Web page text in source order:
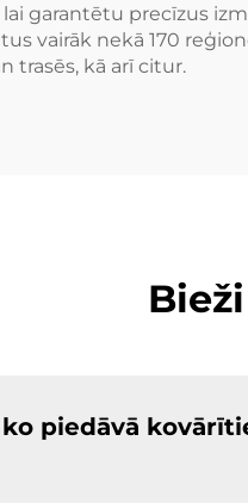
garantētu precīzus
vairāk nekā 170
trasēs, kā arī citur.
ko piedāvā